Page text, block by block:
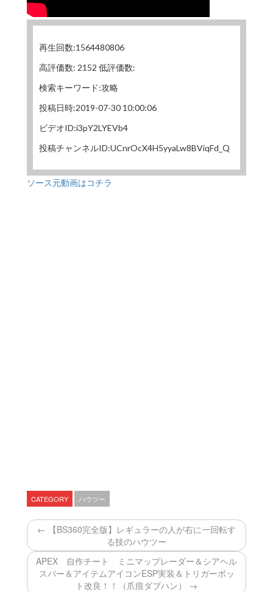
再生回数:1564480806
高評価数: 2152 低評価数:
検索キーワード:攻略
投稿日時:2019-07-30 10:00:06
ビデオID:i3pY2LYEVb4
投稿チャンネルID:UCnrOcX4H5yyaLw8BViqFd_Q
ソース元動画はコチラ
CATEGORY ハウツー
← 【BS360完全版】レギュラーの人が右に一回転す
る技のハウツー
APEX 自作チート ミニマップレーダー＆シアヘル
スバー＆アイテムアイコンESP実装＆トリガーボッ
ト改良！！（爪痕ダブハン） →